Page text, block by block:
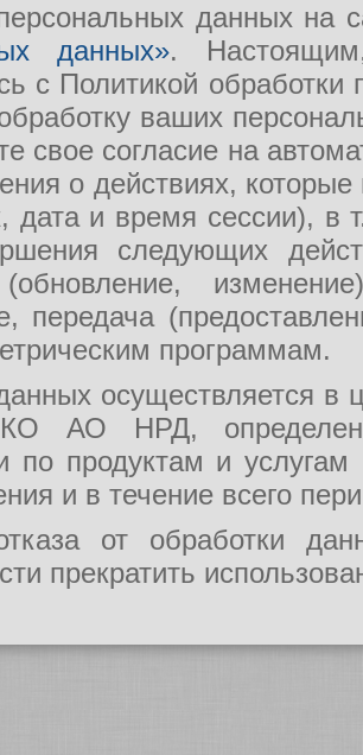
данных на
данных».
с Политикой
ваших
свое согласие на
о действиях,
дата и время сессии), в
следующих
передача
программам.
осуществляется в
АО НРД, определения
по продуктам и
и в течение всего
от обработки
прекратить